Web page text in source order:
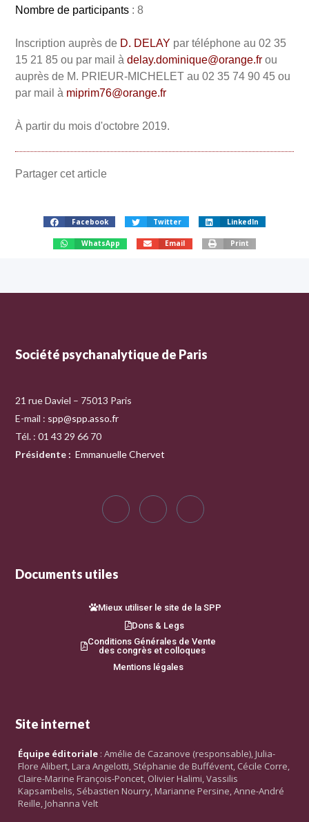
Nombre de participants : 8
Inscription auprès de D. DELAY par téléphone au 02 35
15 21 85 ou par mail à delay.dominique@orange.fr ou
auprès de M. PRIEUR-MICHELET au 02 35 74 90 45 ou
par mail à miprim76@orange.fr
À partir du mois d'octobre 2019.
Partager cet article
Facebook Twitter LinkedIn
WhatsApp Email Print
Société psychanalytique de Paris
21 rue Daviel – 75013 Paris
E-mail : spp@spp.asso.fr
Tél. : 01 43 29 66 70
Présidente : Emmanuelle Chervet
Documents utiles
Mieux utiliser le site de la SPP
Dons & Legs
Conditions Générales de Vente
des congrès et colloques
Mentions légales
Site internet
Équipe éditoriale : Amélie de Cazanove (responsable), Julia-
Flore Alibert, Lara Angelotti, Stéphanie de Buffévent, Cécile Corre,
Claire-Marine François-Poncet, Olivier Halimi, Vassilis
Kapsambelis, Sébastien Nourry, Marianne Persine, Anne-André
Reille, Johanna Velt